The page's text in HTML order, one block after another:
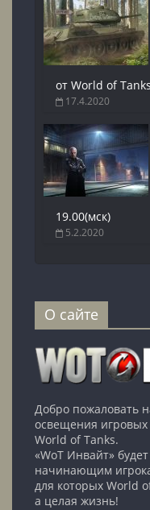
от World of
17.4.2020
19.00(мск)
5.2.2020
О сайте
Добро пожаловать
освещения
World of Tanks.
«WoT Инвайт»
начинающим
для которых World
а целая жизнь!